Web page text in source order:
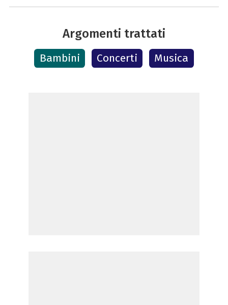
Argomenti trattati
Bambini Concerti Musica